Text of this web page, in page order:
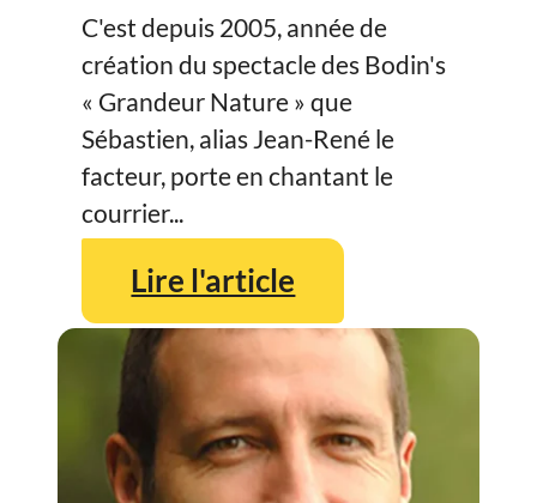
C'est depuis 2005, année de
création du spectacle des Bodin's
« Grandeur Nature » que
Sébastien, alias Jean-René le
facteur, porte en chantant le
courrier...
Lire l'article